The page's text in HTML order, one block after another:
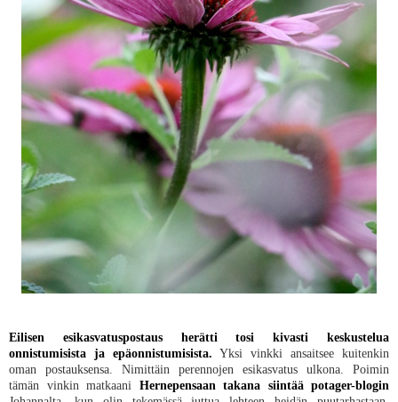
Eilisen esikasvatuspostaus herätti tosi kivasti keskustelua
onnistumisista ja epäonnistumisista. Yksi vinkki ansaitsee kuitenkin
oman postauksensa. Nimittäin perennojen esikasvatus ulkona. Poimin
tämän vinkin matkaani Hernepensaan takana siintää potager-blogin